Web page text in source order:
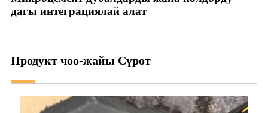
дагы интеграциялай алат
Продукт чоо-жайы Сүрөт